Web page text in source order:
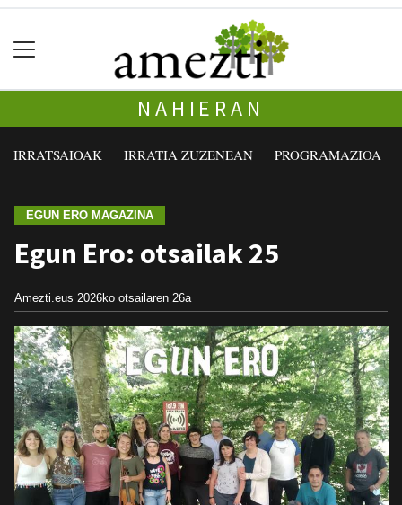
NAHIERAN
IRRATSAIOAK IRRATIA ZUZENEAN PROGRAMAZIOA
EGUN ERO MAGAZINA
Egun Ero: otsailak 25
Amezti.eus 2026ko otsailaren 26a